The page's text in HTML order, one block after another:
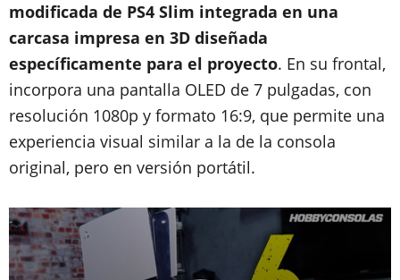
modificada de PS4 Slim integrada en una
carcasa impresa en 3D diseñada
específicamente para el proyecto. En su frontal,
incorpora una pantalla OLED de 7 pulgadas, con
resolución 1080p y formato 16:9, que permite una
experiencia visual similar a la de la consola
original, pero en versión portátil.